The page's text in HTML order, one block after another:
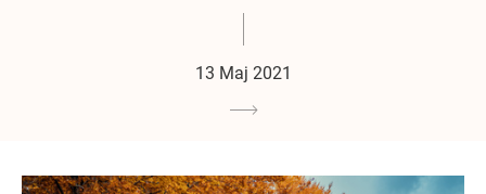
13 Мај 2021